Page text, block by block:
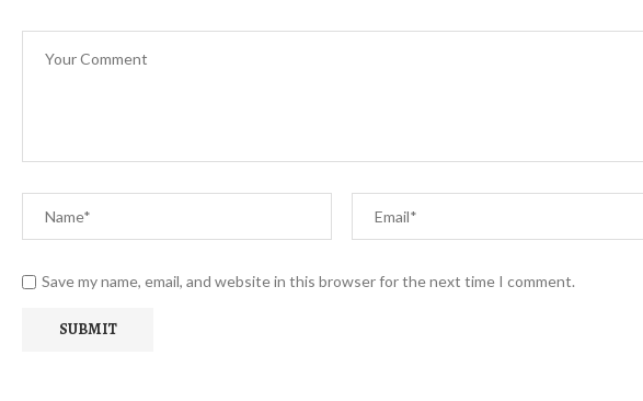
Save my name, email, and website in this browser for the next time I comment.